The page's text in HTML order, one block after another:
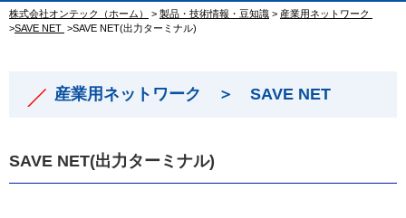
株式会社オンテック（ホーム） > 製品・技術情報・豆知識 > 産業用ネットワーク
>SAVE NET >SAVE NET(出力ターミナル)
産業用ネットワーク ＞ SAVE NET
SAVE NET(出力ターミナル)